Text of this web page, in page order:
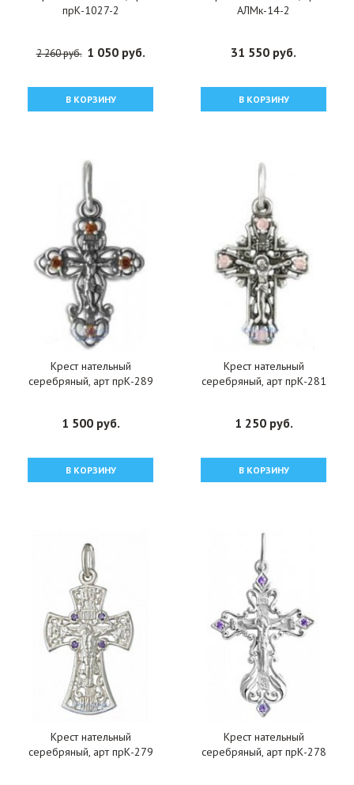
прК-1027-2
2 260 руб. 1 050 руб.
В КОРЗИНУ
АЛМк-14-2
31 550 руб.
В КОРЗИНУ
Крест нательный
серебряный, арт прК-289
1 500 руб.
В КОРЗИНУ
Крест нательный
серебряный, арт прК-281
1 250 руб.
В КОРЗИНУ
Крест нательный
серебряный, арт прК-279
Крест нательный
серебряный, арт прК-278